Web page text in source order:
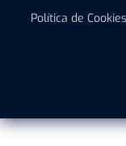
Política de Cookies